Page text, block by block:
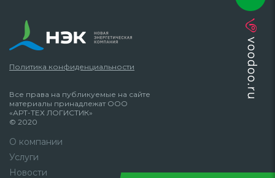
Политика конфиденциальности
Все права на публикуемые на сайте
материалы принадлежат ООО
«АРТ-ТЕХ ЛОГИСТИК»
© 2020
О компании
Услуги
Новости